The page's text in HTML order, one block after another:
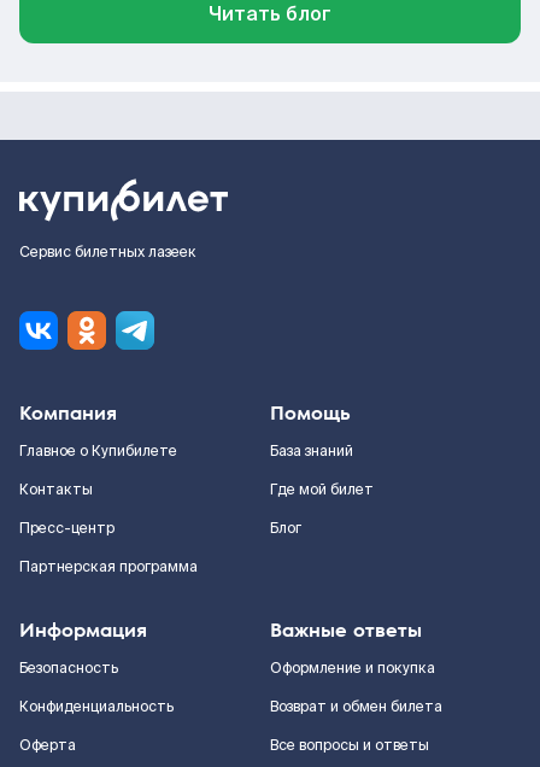
Читать блог
Сервис билетных лазеек
Компания
Главное о Купибилете
Контакты
Пресс-центр
Партнерская программа
Помощь
База знаний
Где мой билет
Блог
Информация
Безопасность
Конфиденциальность
Оферта
Важные ответы
Оформление и покупка
Возврат и обмен билета
Все вопросы и ответы